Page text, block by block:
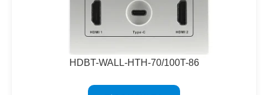
HDBT-WALL-HTH-70/100T-86